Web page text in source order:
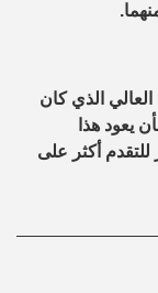
الذي كان
يعود هذا
للتقدم أكثر على